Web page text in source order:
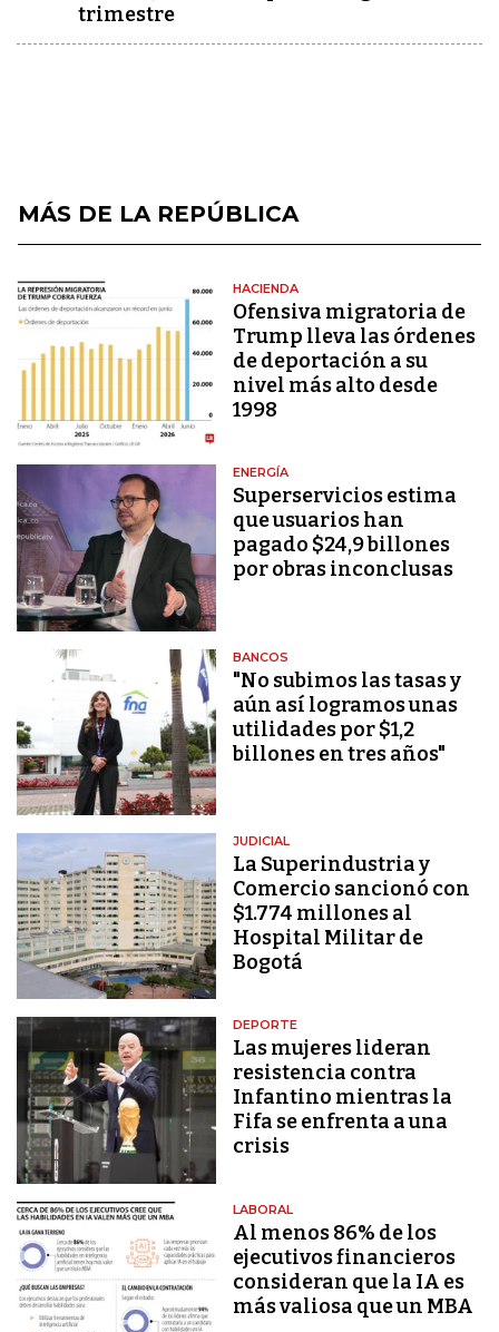
trimestre
MÁS DE LA REPÚBLICA
HACIENDA
Ofensiva migratoria de
Trump lleva las órdenes
de deportación a su
nivel más alto desde
1998
ENERGÍA
Superservicios estima
que usuarios han
pagado $24,9 billones
por obras inconclusas
BANCOS
"No subimos las tasas y
aún así logramos unas
utilidades por $1,2
billones en tres años"
JUDICIAL
La Superindustria y
Comercio sancionó con
$1.774 millones al
Hospital Militar de
Bogotá
DEPORTE
Las mujeres lideran
resistencia contra
Infantino mientras la
Fifa se enfrenta a una
crisis
LABORAL
Al menos 86% de los
ejecutivos financieros
consideran que la IA es
más valiosa que un MBA